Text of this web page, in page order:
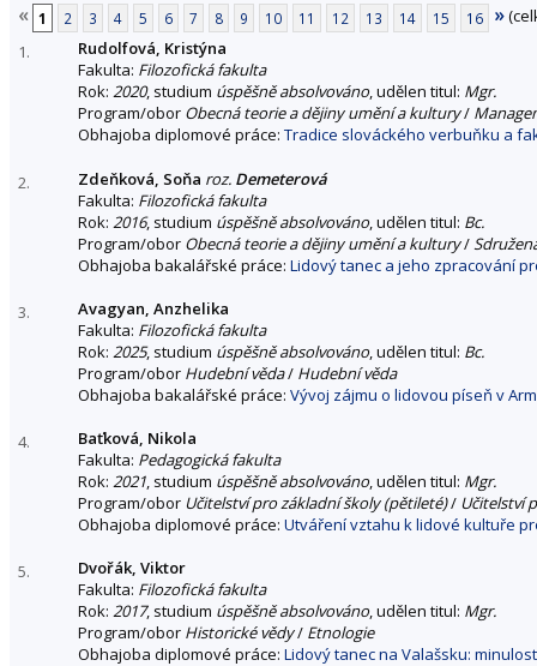
« 1 2 3 4 5 6 7 8 9 10 11 12 13 14 15 16 »
1.
Rudolfová, Kristýna
Fakulta: Filozofická fakulta
Rok: 2020, studium úspěšně absolvováno, udělen titul: Mgr.
Program/obor Obecná teorie a dějiny umění a kultury/
Obhajoba diplomové práce: Tradice slováckého verbuňku a
2. Zdeňková, Soňa roz. Demeterová
Fakulta: Filozofická fakulta
Rok: 2016, studium úspěšně absolvováno, udělen titul: Bc.
Program/obor Obecná teorie a dějiny umění a kultury/
Obhajoba bakalářské práce: Lidový tanec a jeho zpracování
3.
Avagyan, Anzhelika
Fakulta: Filozofická fakulta
Rok: 2025, studium úspěšně absolvováno, udělen titul: Bc.
Program/obor Hudební věda/ Hudební věda
Obhajoba bakalářské práce: Vývoj zájmu o lidovou píseň v
4.
Baťková, Nikola
Fakulta: Pedagogická fakulta
Rok: 2021, studium úspěšně absolvováno, udělen titul: Mgr.
Program/obor Učitelství pro základní školy (pětileté)/ Učitelství
Obhajoba diplomové práce: Utváření vztahu k lidové kultuře
5.
Dvořák, Viktor
Fakulta: Filozofická fakulta
Rok: 2017, studium úspěšně absolvováno, udělen titul: Mgr.
Program/obor Historické vědy/ Etnologie
Obhajoba diplomové práce: Lidový tanec na Valašsku: